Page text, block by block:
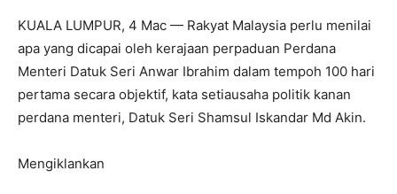
KUALA LUMPUR, 4 Mac — Rakyat Malaysia perlu menilai
apa yang dicapai oleh kerajaan perpaduan Perdana
Menteri Datuk Seri Anwar Ibrahim dalam tempoh 100 hari
pertama secara objektif, kata setiausaha politik kanan
perdana menteri, Datuk Seri Shamsul Iskandar Md Akin.
Mengiklankan